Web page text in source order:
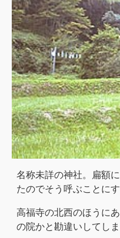
名称未詳の神社。扁額
たのでそう呼ぶことにす
高福寺の北西のほうに
の院かと勘違いしてしま